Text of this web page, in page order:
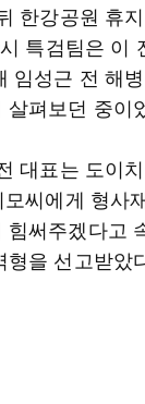
한강공원 휴
특검팀은 이
임성근 전 해
살펴보던 중이
대표는 도이
씨에게 형사
힘써주겠다고
을 선고받았